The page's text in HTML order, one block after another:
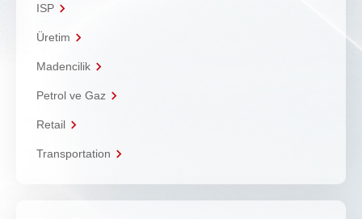
ISP
Üretim
Madencilik
Petrol ve Gaz
Retail
Transportation